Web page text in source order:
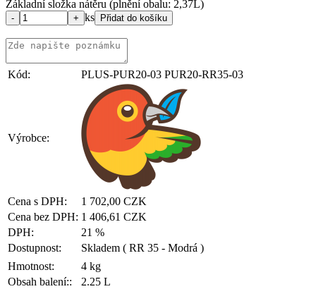
Základní složka nátěru (plnění obalu: 2,37L)
ks
Kód: PLUS-PUR20-03 PUR20-RR35-03
Výrobce:
Cena s DPH:
1 702,00 CZK
Cena bez DPH: 1 406,61 CZK
DPH:
21 %
Dostupnost:
Skladem ( RR 35 - Modrá )
Hmotnost:
4 kg
Obsah balení::
2.25 L